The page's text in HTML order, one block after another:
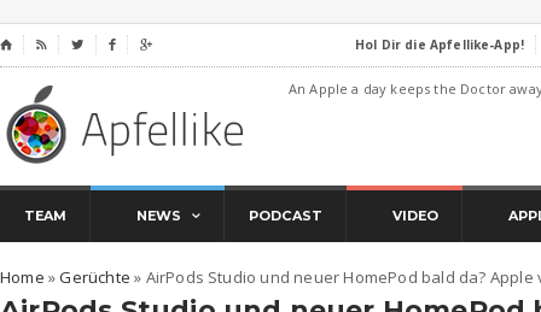
⌂     Hol Dir die Apfellike-App!
An Apple a day keeps the Doctor
TEAM NEWS PODCAST VIDEO
Home »Gerüchte » AirPods Studio und neuer HomePod bald da?